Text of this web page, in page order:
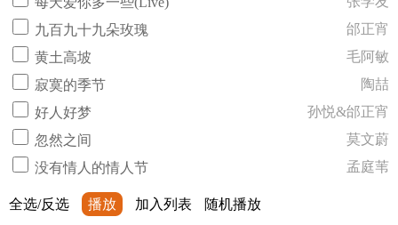
九百九十九朵玫瑰
邰正宵
黄土高坡
毛阿敏
寂寞的季节
陶喆
好人好梦
孙悦&邰正宵
忽然之间
莫文蔚
没有情人的情人节
孟庭苇
全选/反选 播放 加入列表 随机播放